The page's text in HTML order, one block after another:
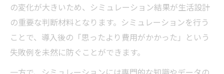
の変化が大きいため、シミュレーション結果が生活設計
の重要な判断材料となります。シミュレーションを行う
ことで、導入後の「思ったより費用がかかった」という
失敗例を未然に防ぐことができます。